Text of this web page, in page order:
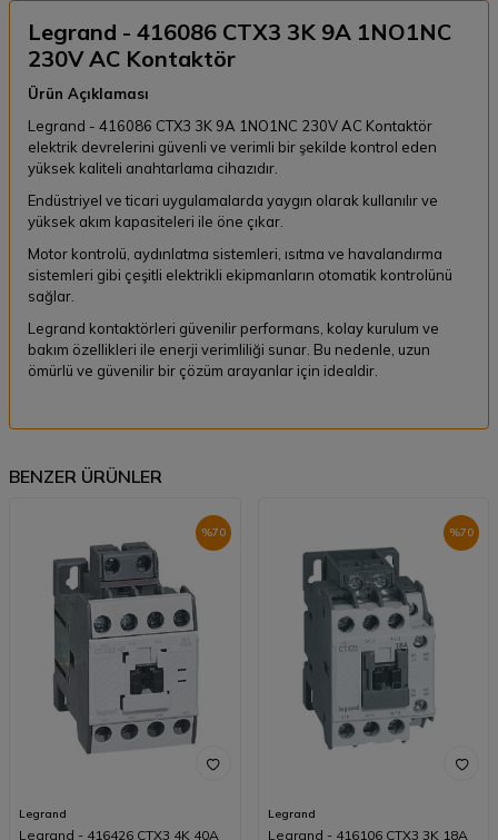
Legrand - 416086 CTX3 3K 9A 1NO1NC
230V AC Kontaktör
Ürün Açıklaması
Legrand - 416086 CTX3 3K 9A 1NO1NC 230V AC Kontaktör
elektrik devrelerini güvenli ve verimli bir şekilde kontrol eden
yüksek kaliteli anahtarlama cihazıdır.
Endüstriyel ve ticari uygulamalarda yaygın olarak kullanılır ve
yüksek akım kapasiteleri ile öne çıkar.
Motor kontrolü, aydınlatma sistemleri, ısıtma ve havalandırma
sistemleri gibi çeşitli elektrikli ekipmanların otomatik kontrolünü
sağlar.
Legrand kontaktörleri güvenilir performans, kolay kurulum ve
bakım özellikleri ile enerji verimliliği sunar. Bu nedenle, uzun
ömürlü ve güvenilir bir çözüm arayanlar için idealdir.
BENZER ÜRÜNLER
%70
Legrand
Legrand - 416426 CTX3 4K 40A
%70
Legrand
Legrand - 416106 CTX3 3K 18A